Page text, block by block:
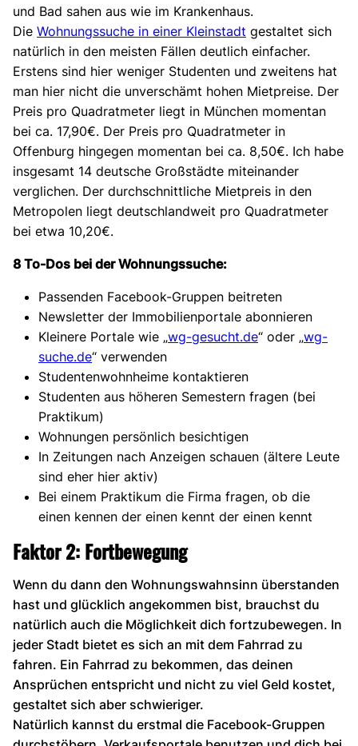
und Bad sahen aus wie im Krankenhaus.
Die Wohnungssuche in einer Kleinstadt gestaltet sich
natürlich in den meisten Fällen deutlich einfacher.
Erstens sind hier weniger Studenten und zweitens hat
man hier nicht die unverschämt hohen Mietpreise. Der
Preis pro Quadratmeter liegt in München momentan
bei ca. 17,90€. Der Preis pro Quadratmeter in
Offenburg hingegen momentan bei ca. 8,50€. Ich habe
insgesamt 14 deutsche Großstädte miteinander
verglichen. Der durchschnittliche Mietpreis in den
Metropolen liegt deutschlandweit pro Quadratmeter
bei etwa 10,20€.
8 To-Dos bei der Wohnungssuche:
Passenden Facebook-Gruppen beitreten
Newsletter der Immobilienportale abonnieren
Kleinere Portale wie „wg-gesucht.de“ oder „wg-
suche.de“ verwenden
Studentenwohnheime kontaktieren
Studenten aus höheren Semestern fragen (bei
Praktikum)
Wohnungen persönlich besichtigen
In Zeitungen nach Anzeigen schauen (ältere Leute
sind eher hier aktiv)
Bei einem Praktikum die Firma fragen, ob die
einen kennen der einen kennt der einen kennt
Faktor 2: Fortbewegung
Wenn du dann den Wohnungswahnsinn überstanden
hast und glücklich angekommen bist, brauchst du
natürlich auch die Möglichkeit dich fortzubewegen. In
jeder Stadt bietet es sich an mit dem Fahrrad zu
fahren. Ein Fahrrad zu bekommen, das deinen
Ansprüchen entspricht und nicht zu viel Geld kostet,
gestaltet sich aber schwieriger.
Natürlich kannst du erstmal die Facebook-Gruppen